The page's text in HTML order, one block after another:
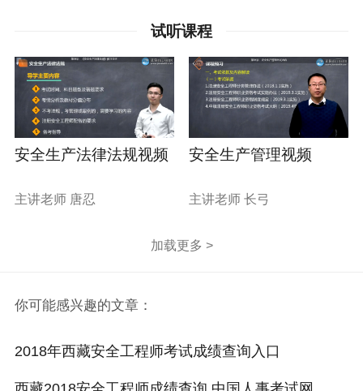
试听课程
安全生产法律法规视频
主讲老师 唐忍
安全生产管理视频
主讲老师 长弓
加载更多 >
你可能感兴趣的文章：
2018年西藏安全工程师考试成绩查询入口